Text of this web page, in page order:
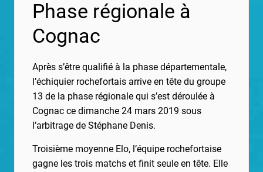
Phase régionale à
Cognac
Après s’être qualifié à la phase départementale,
l’échiquier rochefortais arrive en tête du groupe
13 de la phase régionale qui s’est déroulée à
Cognac ce dimanche 24 mars 2019 sous
l’arbitrage de Stéphane Denis.
Troisième moyenne Elo, l’équipe rochefortaise
gagne les trois matchs et finit seule en tête. Elle